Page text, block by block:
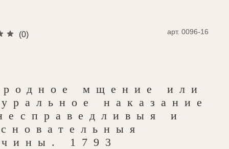
(0) арт. 0096-16
мщение или
наказание
и
1793